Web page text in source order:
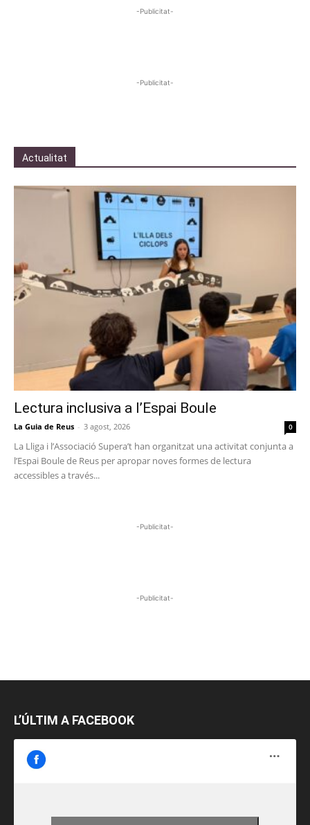
-Publicitat-
-Publicitat-
Actualitat
Lectura inclusiva a l’Espai Boule
La Guia de Reus - 3 agost, 2026 0
La Lliga i l’Associació Supera’t han organitzat una activitat conjunta a
l’Espai Boule de Reus per apropar noves formes de lectura
accessibles a través...
-Publicitat-
-Publicitat-
L’ÚLTIM A FACEBOOK